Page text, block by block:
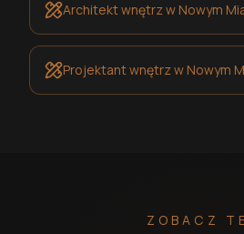
Architekt wnętrzw Nowym
Projektant wnętrzw Nowym
ZOBACZ